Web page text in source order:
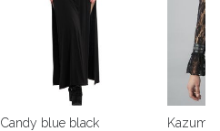
Candy blue black
Kazumi